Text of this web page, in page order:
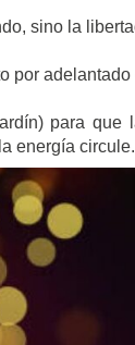
sino la
por
para que
energía circule.